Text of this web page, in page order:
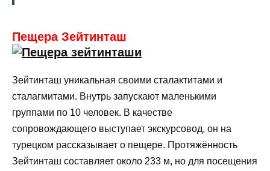
Пещера Зейтинташ
Зейтинташ уникальная своими сталактитами и
сталагмитами. Внутрь запускают маленькими
группами по 10 человек. В качестве
сопровождающего выступает экскурсовод, он на
турецком рассказывает о пещере. Протяжённость
Зейтинташ составляет около 233 м, но для посещения